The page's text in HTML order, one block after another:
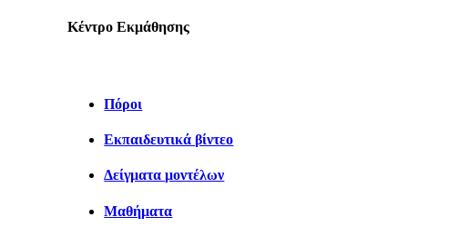
Κέντρο Εκμάθησης
Πόροι
Εκπαιδευτικά βίντεο
Δείγματα μοντέλων
Μαθήματα